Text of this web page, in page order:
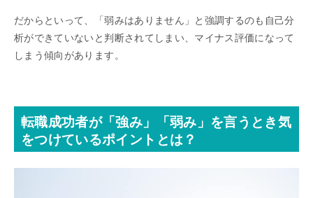
だからといって、「弱みはありません」と強調するのも自己分
析ができていないと判断されてしまい、マイナス評価になって
しまう傾向があります。
転職成功者が「強み」「弱み」を言うとき気
をつけているポイントとは？